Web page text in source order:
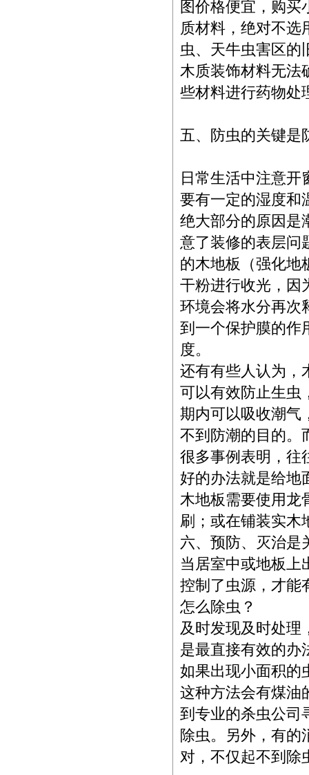
图价格便宜，购
质材料，绝对不选
虫、天牛虫害区的
木质装饰材料无法
些材料进行药物处
五、防虫的关键是
日常生活中注意
要有一定的湿度和
绝大部分的原因是
意了装修的表层问
的木地板（强化地
干粉进行收光，因
环境会将水分再次
到一个保护膜的作
度。
还有有些人认为，
可以有效防止生虫
期内可以吸收潮气
不到防潮的目的。
很多事例表明，往
好的办法就是给地
木地板需要使用龙
刷；或在铺装实木
六、预防、灭治是
当居室中或地板上
控制了虫源，才能
怎么除虫？
及时发现及时处理
是最直接有效的办
如果出现小面积的
这种方法会有煤油
到专业的杀虫公司
除虫。另外，有的
对，不仅起不到除